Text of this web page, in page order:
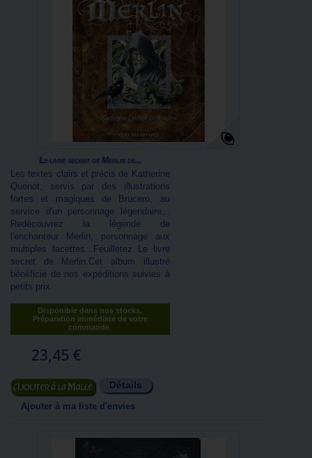
Le livre secret de Merlin de...
Les textes clairs et précis de Katherine
Quenot, servis par des illustrations
fortes et magiques de Brucero, au
service d'un personnage légendaire...
Redécouvrez la légende de
l'enchanteur Merlin, personnage aux
multiples facettes...Feuilletez Le livre
secret de Merlin.Cet album illustré
bénéficie de nos expéditions suivies à
petits prix.
Disponible dans nos stocks.
Préparation immédiate de votre
commande.
23,45 €
Ajouter au panier Détails
Ajouter à ma liste d'envies